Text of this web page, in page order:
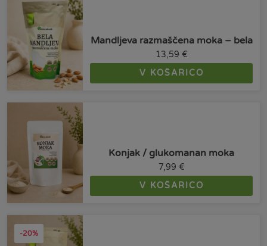
Mandljeva razmaščena moka – bela
13,59 €
V KOŠARICO
Konjak / glukomanan moka
7,99 €
V KOŠARICO
-20%